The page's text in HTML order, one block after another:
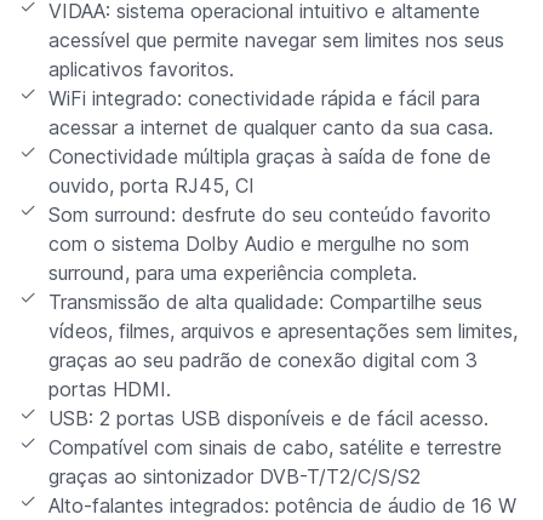
VIDAA: sistema operacional intuitivo e altamente
acessível que permite navegar sem limites nos seus
aplicativos favoritos.
WiFi integrado: conectividade rápida e fácil para
acessar a internet de qualquer canto da sua casa.
Conectividade múltipla graças à saída de fone de
ouvido, porta RJ45, CI
Som surround: desfrute do seu conteúdo favorito
com o sistema Dolby Audio e mergulhe no som
surround, para uma experiência completa.
Transmissão de alta qualidade: Compartilhe seus
vídeos, filmes, arquivos e apresentações sem limites,
graças ao seu padrão de conexão digital com 3
portas HDMI.
USB: 2 portas USB disponíveis e de fácil acesso.
Compatível com sinais de cabo, satélite e terrestre
graças ao sintonizador DVB-T/T2/C/S/S2
Alto-falantes integrados: potência de áudio de 16 W